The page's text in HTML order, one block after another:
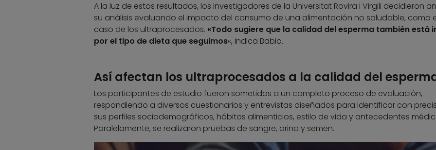
A la luz de estos resultados, los investigadores de la Universitat Rovira i Virgili decidieron
su análisis evaluando el impacto del consumo de una alimentación no saludable, como
caso de los ultraprocesados. «Todo sugiere que la calidad del esperma también está
por el tipo de dieta que seguimos«, indica Babio.
Así afectan los ultraprocesados a la calidad del
Los participantes de estudio fueron sometidos a un completo proceso de evaluación,
respondiendo a diversos cuestionarios y entrevistas diseñados para identificar con
sus perfiles sociodemográficos, hábitos alimenticios, estilo de vida y antecedentes
Paralelamente, se realizaron pruebas de sangre, orina y semen.